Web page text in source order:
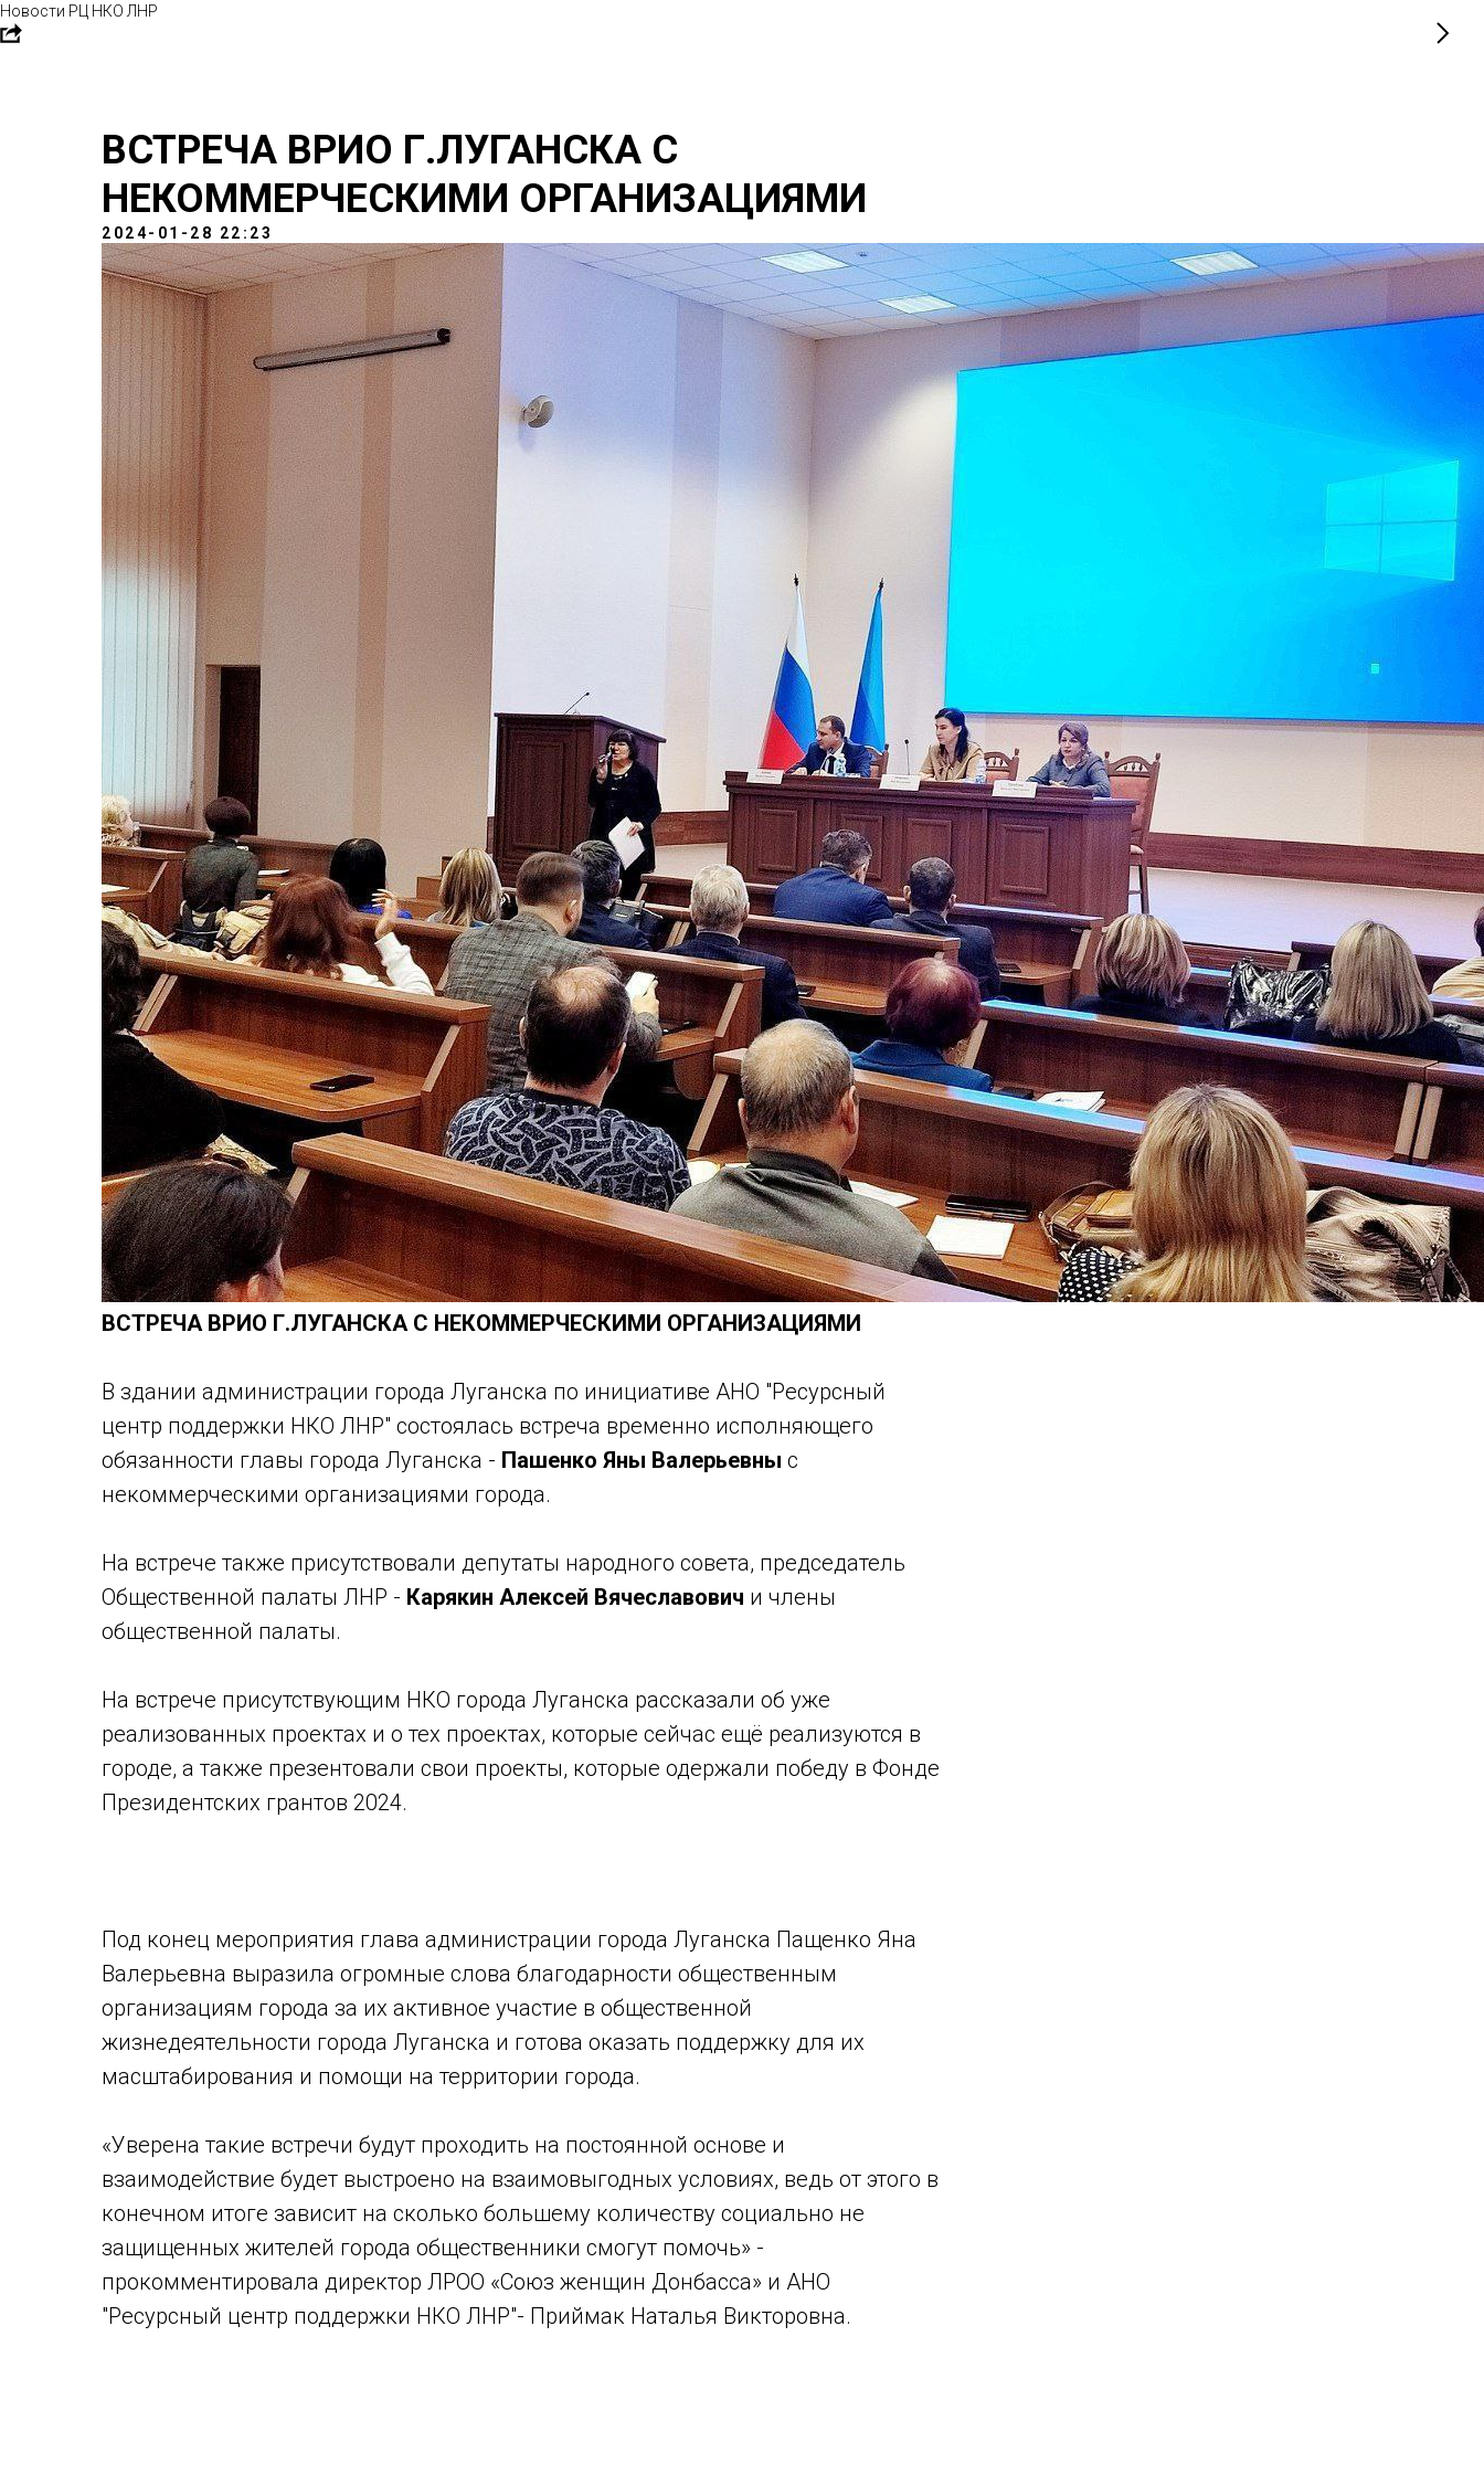
Новости РЦ НКО ЛНР
ВСТРЕЧА ВРИО Г.ЛУГАНСКА С
НЕКОММЕРЧЕСКИМИ ОРГАНИЗАЦИЯМИ
2024-01-28 22:23
ВСТРЕЧА ВРИО Г.ЛУГАНСКА С НЕКОММЕРЧЕСКИМИ ОРГАНИЗАЦИЯМИ
В здании администрации города Луганска по инициативе АНО "Ресурсный
центр поддержки НКО ЛНР" состоялась встреча временно исполняющего
обязанности главы города Луганска - Пашенко Яны Валерьевны с
некоммерческими организациями города.
На встрече также присутствовали депутаты народного совета, председатель
Общественной палаты ЛНР - Карякин Алексей Вячеславович и члены
общественной палаты.
На встрече присутствующим НКО города Луганска рассказали об уже
реализованных проектах и о тех проектах, которые сейчас ещё реализуются в
городе, а также презентовали свои проекты, которые одержали победу в Фонде
Президентских грантов 2024.
Под конец мероприятия глава администрации города Луганска Пащенко Яна
Валерьевна выразила огромные слова благодарности общественным
организациям города за их активное участие в общественной
жизнедеятельности города Луганска и готова оказать поддержку для их
масштабирования и помощи на территории города.
«Уверена такие встречи будут проходить на постоянной основе и
взаимодействие будет выстроено на взаимовыгодных условиях, ведь от этого в
конечном итоге зависит на сколько большему количеству социально не
защищенных жителей города общественники смогут помочь» -
прокомментировала директор ЛРОО «Союз женщин Донбасса» и АНО
"Ресурсный центр поддержки НКО ЛНР"- Приймак Наталья Викторовна.